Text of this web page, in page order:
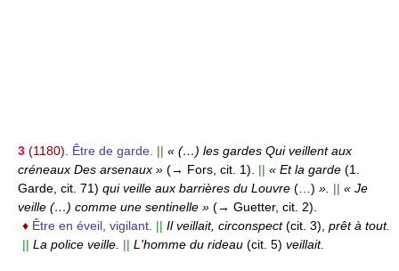
3 (1180). Être de garde. || « (…) les gardes Qui veillent aux
créneaux Des arsenaux » (→ Fors, cit. 1). || « Et la garde (1.
Garde, cit. 71) qui veille aux barrières du Louvre (…) ». || « Je
veille (…) comme une sentinelle » (→ Guetter, cit. 2).
♦ Être en éveil, vigilant. || Il veillait, circonspect(cit. 3), prêt à tout.
|| La police veille. || L'homme du rideau (cit. 5) veillait.